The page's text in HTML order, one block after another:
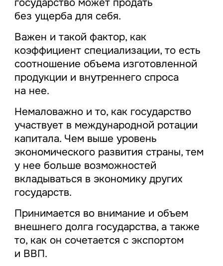
без ущерба для себя.
Важен и такой фактор, как
коэффициент специализации, то есть
соотношение объема изготовленной
продукции и внутреннего спроса
на нее.
Немаловажно и то, как государство
участвует в международной ротации
капитала. Чем выше уровень
экономического развития страны, тем
у нее больше возможностей
вкладываться в экономику других
государств.
Принимается во внимание и объем
внешнего долга государства, а также
то, как он сочетается с экспортом
и ВВП.